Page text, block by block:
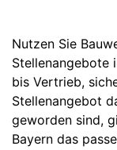
Nutzen Sie
Stellenangebote
bis Vertrieb,
Stellenangebot
geworden sind,
Bayern das